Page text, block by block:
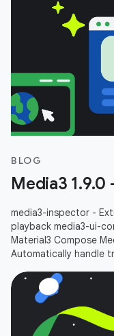
BLOG
Media3 1.9.0
media3-inspector -
playback media3-ui-
Material3 Compose
Automatically handle